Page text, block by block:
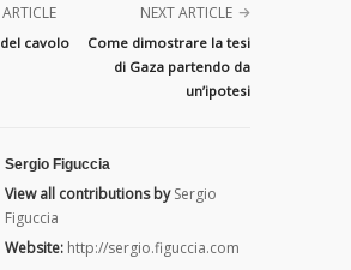
cavolo
NEXT ARTICLE
Come dimostrare la tesi
di Gaza partendo da
un’ipotesi
Sergio Figuccia
View all contributions by Sergio
Figuccia
Website: http://sergio.figuccia.com